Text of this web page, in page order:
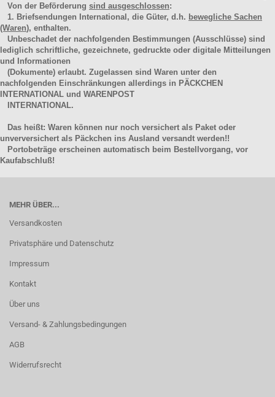
Von der Beförderung sind ausgeschlossen:
1. Briefsendungen International, die Güter, d.h. bewegliche Sachen
(Waren), enthalten.
Unbeschadet der nachfolgenden Bestimmungen (Ausschlüsse) sind
lediglich schriftliche, gezeichnete, gedruckte oder digitale Mitteilungen
und Informationen
(Dokumente) erlaubt. Zugelassen sind Waren unter den
nachfolgenden Einschränkungen allerdings in PÄCKCHEN
INTERNATIONAL und WARENPOST
INTERNATIONAL.
Das heißt: Waren können nur noch versichert als Paket oder
unverversichert als Päckchen ins Ausland versandt werden!!
Portobeträge erscheinen automatisch beim Bestellvorgang, vor
Kaufabschluß!
MEHR ÜBER...
Versandkosten
Privatsphäre und Datenschutz
Impressum
Kontakt
Über uns
Versand- & Zahlungsbedingungen
AGB
Widerrufsrecht